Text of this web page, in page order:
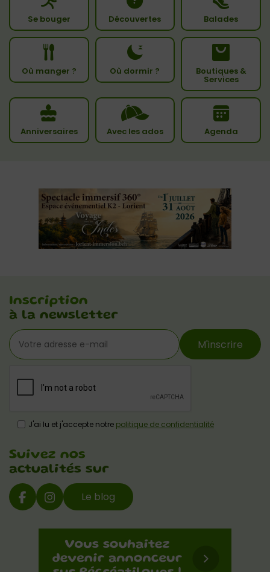
Se bouger Découvertes Balades
Où manger ? Où dormir ? Boutiques &
Services
Anniversaires Avec les ados Agenda
Inscription
à la newsletter
M'inscrire
J'ai lu et j'accepte notre politique de confidentialité
Suivez nos
actualités sur
Le blog